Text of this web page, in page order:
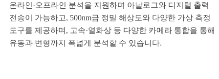
온라인·오프라인 분석을 지원하며 아날로그와 디지털 출력
전송이 가능하고, 500nm급 정밀 해상도와 다양한 가상 측정
도구를 제공하며, 고속·열화상 등 다양한 카메라 통합을 통해
유동과 변형까지 폭넓게 분석할 수 있습니다.